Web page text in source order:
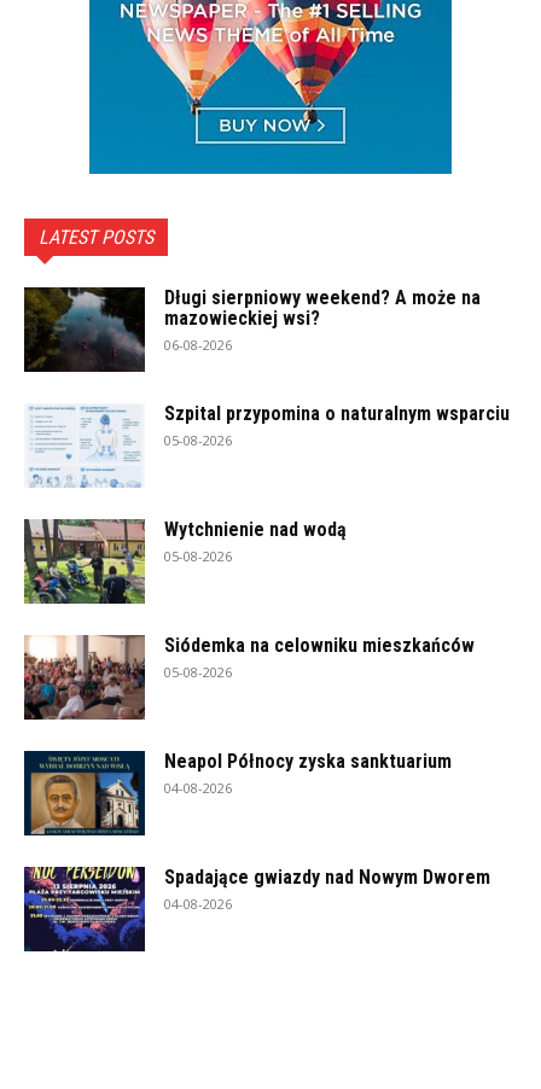
LATEST POSTS
Długi sierpniowy weekend? A może na
mazowieckiej wsi?
06-08-2026
Szpital przypomina o naturalnym wsparciu
05-08-2026
Wytchnienie nad wodą
05-08-2026
Siódemka na celowniku mieszkańców
05-08-2026
Neapol Północy zyska sanktuarium
04-08-2026
Spadające gwiazdy nad Nowym Dworem
04-08-2026